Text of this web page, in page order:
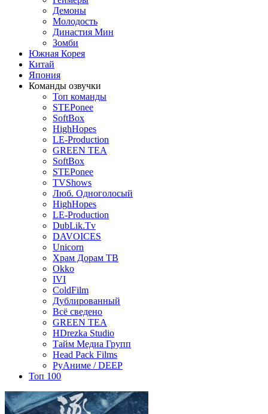
Демоны
Молодость
Династия Мин
Зомби
Южная Корея
Китай
Япония
Команды озвучки
Топ команды
STEPonee
SoftBox
HighHopes
LE-Production
GREEN TEA
SoftBox
STEPonee
TVShows
Люб. Одноголосый
HighHopes
LE-Production
DubLik.Tv
DAVOICES
Unicorn
Храм Дорам ТВ
Okko
IVI
ColdFilm
Дублированный
Всё сведено
GREEN TEA
HDrezka Studio
Тайм Медиа Групп
Head Pack Films
РуАниме / DEEP
Топ 100